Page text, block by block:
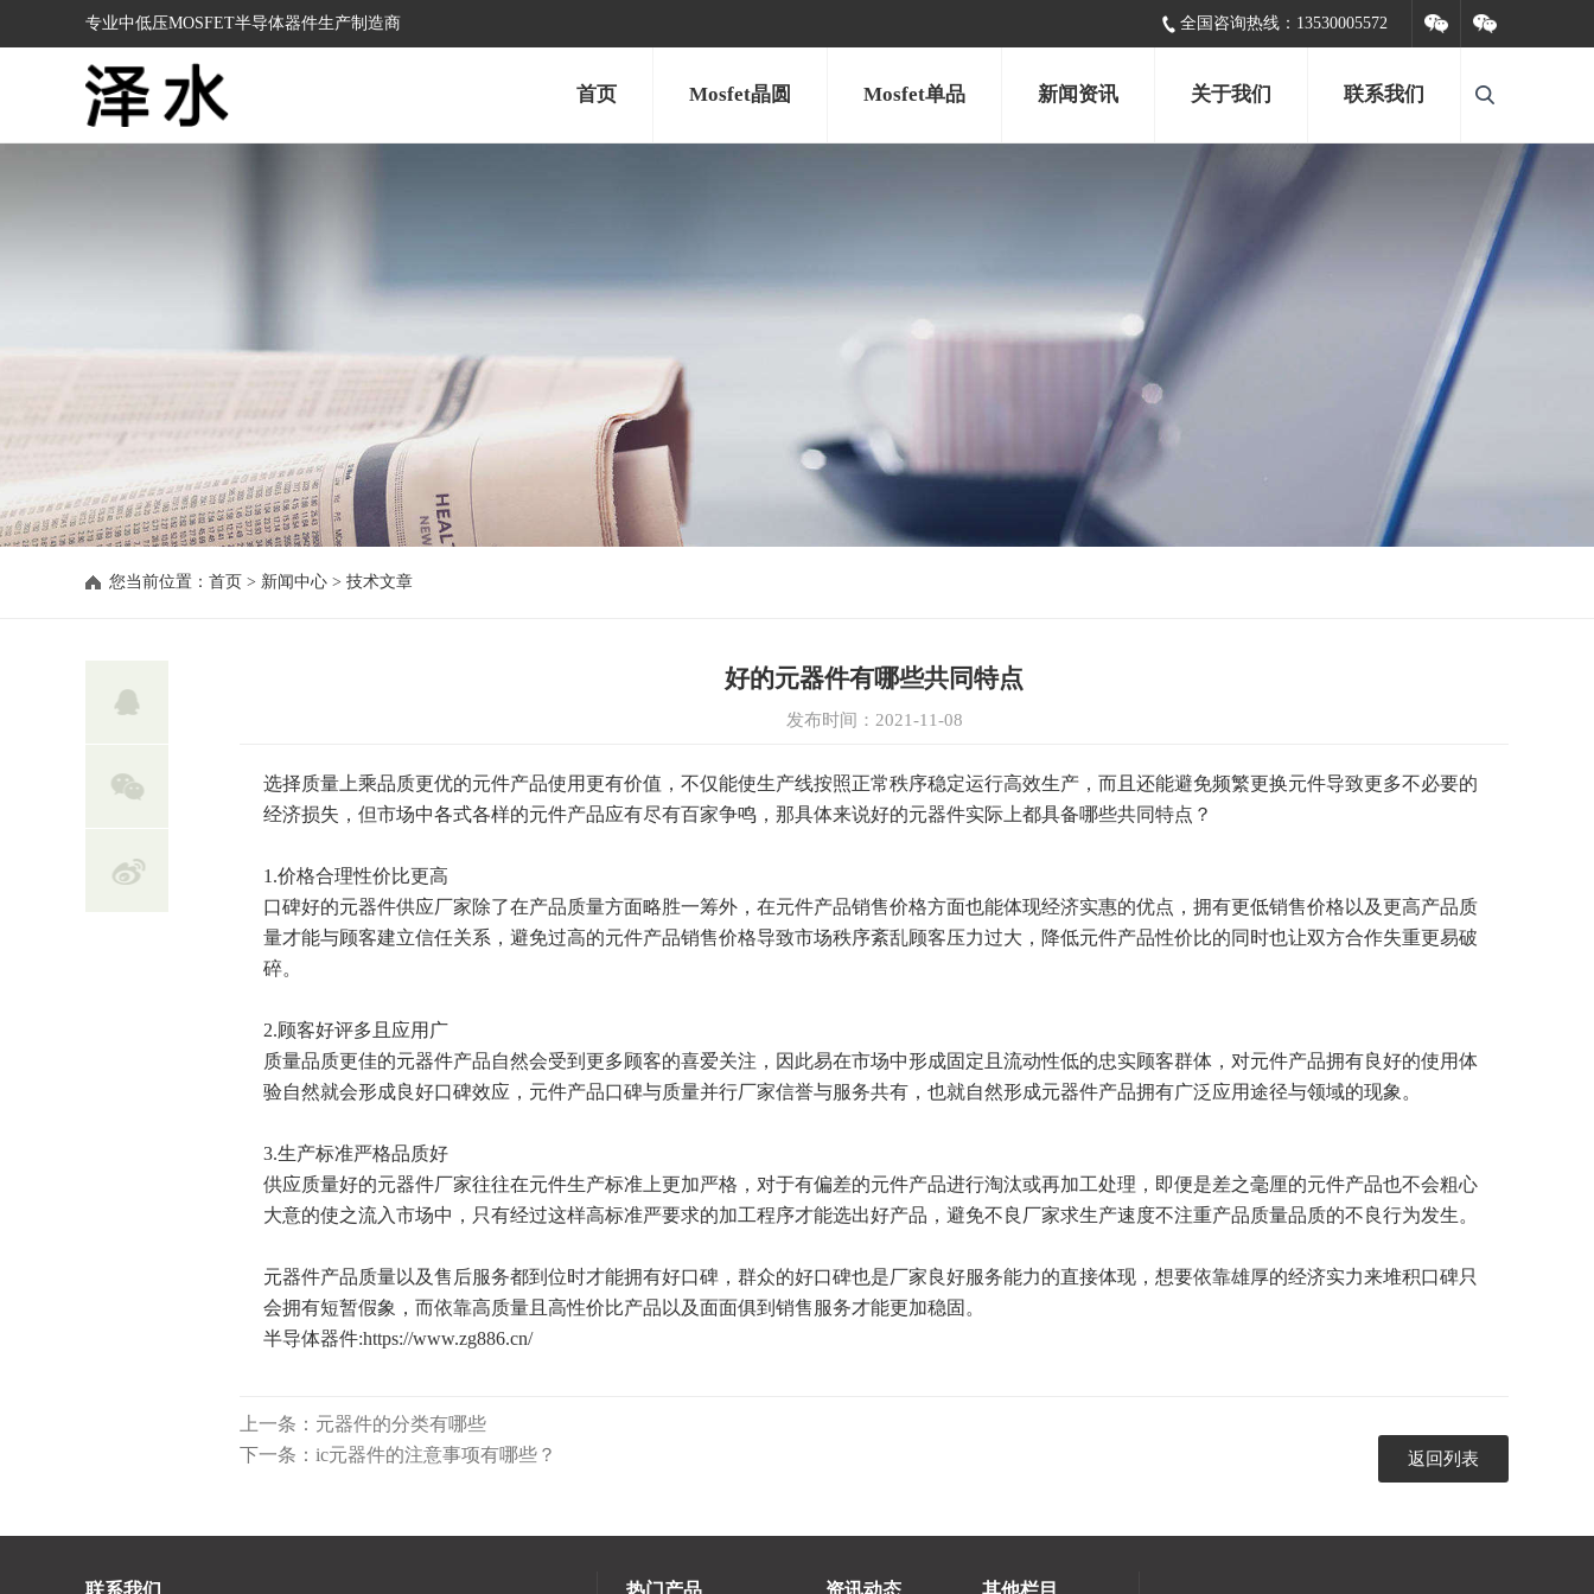
专业中低压MOSFET半导体器件生产制造商 全国咨询热线： 13530005572
首页 Mosfet晶圆 Mosfet单品 新闻资讯 关于我们 联系我们
您当前位置： 首页 > 新闻中心 > 技术文章
好的元器件有哪些共同特点
发布时间：2021-11-08
选择质量上乘品质更优的元件产品使用更有价值，不仅能使生产线按照正常秩序稳定运行高效生产，而且还能避免频繁更换元件导致更多不必要的
经济损失，但市场中各式各样的元件产品应有尽有百家争鸣，那具体来说好的元器件实际上都具备哪些共同特点？
1.价格合理性价比更高
口碑好的元器件供应厂家除了在产品质量方面略胜一筹外，在元件产品销售价格方面也能体现经济实惠的优点，拥有更低销售价格以及更高产品质
量才能与顾客建立信任关系，避免过高的元件产品销售价格导致市场秩序紊乱顾客压力过大，降低元件产品性价比的同时也让双方合作失重更易破
碎。
2.顾客好评多且应用广
质量品质更佳的元器件产品自然会受到更多顾客的喜爱关注，因此易在市场中形成固定且流动性低的忠实顾客群体，对元件产品拥有良好的使用体
验自然就会形成良好口碑效应，元件产品口碑与质量并行厂家信誉与服务共有，也就自然形成元器件产品拥有广泛应用途径与领域的现象。
3.生产标准严格品质好
供应质量好的元器件厂家往往在元件生产标准上更加严格，对于有偏差的元件产品进行淘汰或再加工处理，即便是差之毫厘的元件产品也不会粗心
大意的使之流入市场中，只有经过这样高标准严要求的加工程序才能选出好产品，避免不良厂家求生产速度不注重产品质量品质的不良行为发生。
元器件产品质量以及售后服务都到位时才能拥有好口碑，群众的好口碑也是厂家良好服务能力的直接体现，想要依靠雄厚的经济实力来堆积口碑只
会拥有短暂假象，而依靠高质量且高性价比产品以及面面俱到销售服务才能更加稳固。
半导体器件:https://www.zg886.cn/
上一条：元器件的分类有哪些
下一条：​ic元器件的注意事项有哪些？
返回列表
联系我们 热门产品 资讯动态 其他栏目